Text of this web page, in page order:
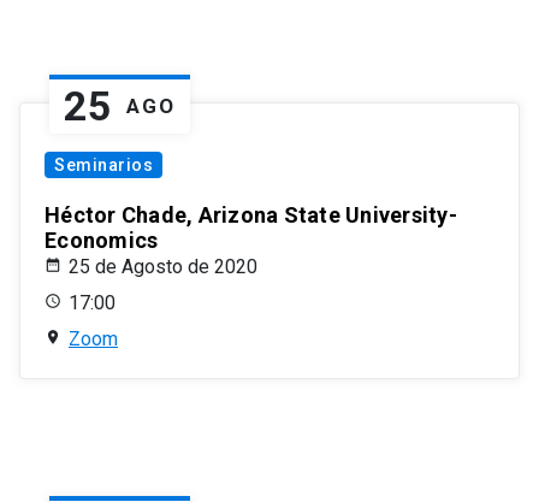
25 AGO
Seminarios
Héctor Chade, Arizona State University-
Economics
25 de Agosto de 2020
17:00
Zoom